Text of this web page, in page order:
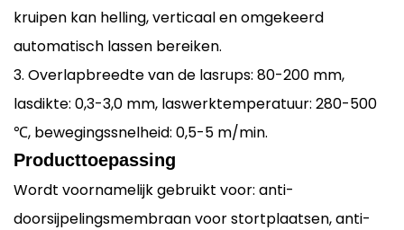
kruipen kan helling, verticaal en omgekeerd
automatisch lassen bereiken.
3. Overlapbreedte van de lasrups: 80-200 mm,
lasdikte: 0,3-3,0 mm, laswerktemperatuur: 280-500
℃, bewegingssnelheid: 0,5-5 m/min.
Producttoepassing
Wordt voornamelijk gebruikt voor: anti-
doorsijpelingsmembraan voor stortplaatsen, anti-